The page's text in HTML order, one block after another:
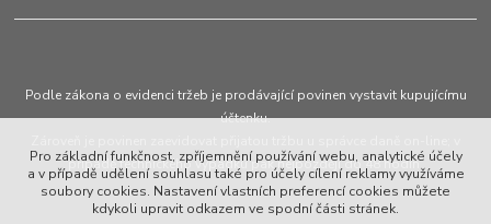
Podle zákona o evidenci tržeb je prodávající povinen vystavit kupujícímu
účtenku.
případě technického výpadku pak nejpozději do 48 hodin.
Pro základní funkčnost, zpříjemnění používání webu, analytické účely
a v případě udělení souhlasu také pro účely cílení reklamy využíváme
soubory cookies. Nastavení vlastních preferencí cookies můžete
kdykoli upravit odkazem ve spodní části stránek.